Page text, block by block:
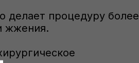
делает процедуру более
жжения.